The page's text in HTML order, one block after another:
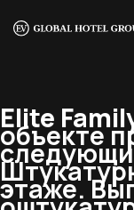
Elite
объекте
этаже.